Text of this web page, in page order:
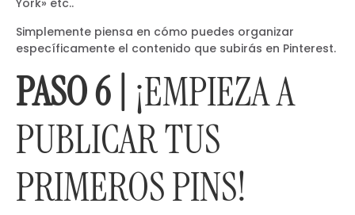
York» etc..
Simplemente piensa en cómo puedes organizar
específicamente el contenido que subirás en Pinterest.
PASO 6 | ¡EMPIEZA A
PUBLICAR TUS
PRIMEROS PINS!